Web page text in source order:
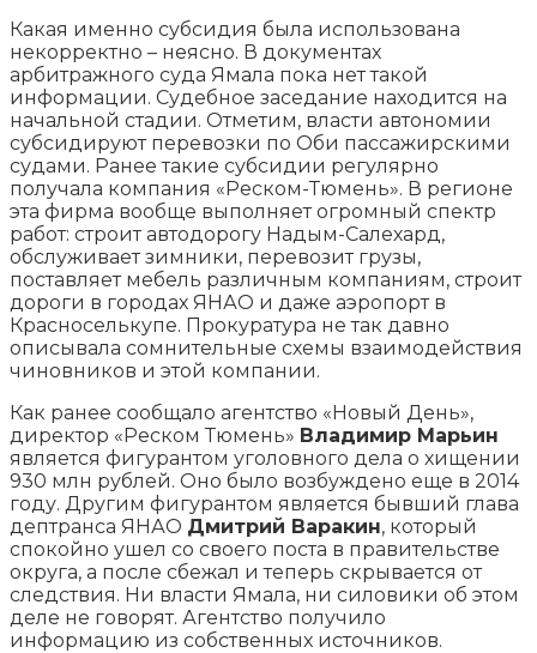
Какая именно субсидия была использована
некорректно – неясно. В документах
арбитражного суда Ямала пока нет такой
информации. Судебное заседание находится на
начальной стадии. Отметим, власти автономии
субсидируют перевозки по Оби пассажирскими
судами. Ранее такие субсидии регулярно
получала компания «Реском-Тюмень». В регионе
эта фирма вообще выполняет огромный спектр
работ: строит автодорогу Надым-Салехард,
обслуживает зимники, перевозит грузы,
поставляет мебель различным компаниям, строит
дороги в городах ЯНАО и даже аэропорт в
Красноселькупе. Прокуратура не так давно
описывала сомнительные схемы взаимодействия
чиновников и этой компании.
Как ранее сообщало агентство «Новый День»,
директор «Реском Тюмень» Владимир Марьин
является фигурантом уголовного дела о хищении
930 млн рублей. Оно было возбуждено еще в 2014
году. Другим фигурантом является бывший глава
дептранса ЯНАО Дмитрий Варакин, который
спокойно ушел со своего поста в правительстве
округа, а после сбежал и теперь скрывается от
следствия. Ни власти Ямала, ни силовики об этом
деле не говорят. Агентство получило
информацию из собственных источников.